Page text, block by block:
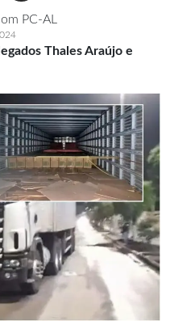
PC-AL
Thales Araújo e